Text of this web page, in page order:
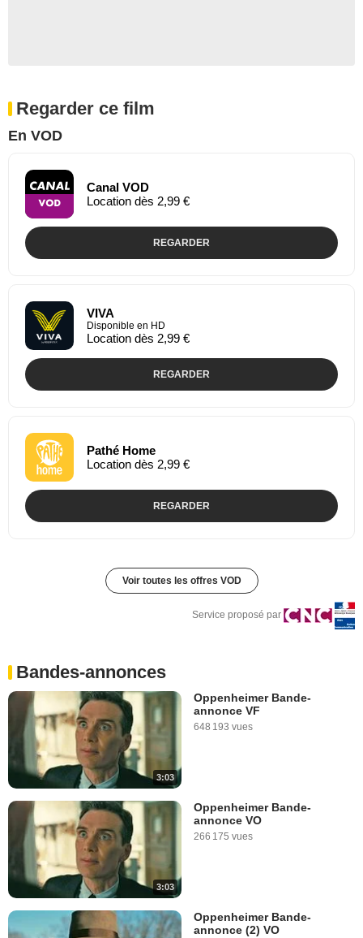
Regarder ce film
En VOD
Canal VOD
Location dès 2,99 €
REGARDER
VIVA
Disponible en HD
Location dès 2,99 €
REGARDER
Pathé Home
Location dès 2,99 €
REGARDER
Voir toutes les offres VOD
Service proposé par
Bandes-annonces
3:03
Oppenheimer Bande-
annonce VF
648 193 vues
3:03
Oppenheimer Bande-
annonce VO
266 175 vues
Oppenheimer Bande-
annonce (2) VO